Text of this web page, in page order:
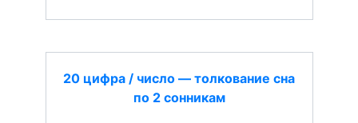
20 цифра / число — толкование сна
по 2 сонникам